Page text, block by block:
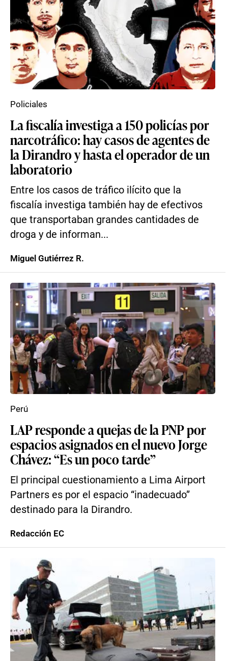
La fiscalía investiga a 150 policías por
narcotráfico: hay casos de agentes de
la Dirandro y hasta el operador de un
laboratorio
Entre los casos de tráfico ilícito que la
fiscalía investiga también hay de efectivos
que transportaban grandes cantidades de
droga y de informan...
Policiales
Miguel Gutiérrez R.
LAP responde a quejas de la PNP por
espacios asignados en el nuevo Jorge
Chávez: “Es un poco tarde”
El principal cuestionamiento a Lima Airport
Partners es por el espacio “inadecuado”
destinado para la Dirandro.
Perú
Redacción EC